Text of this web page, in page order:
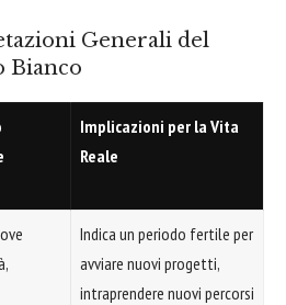
Generali del
Bianco
Implicazioni per la Vita
Reale
Indica un periodo fertile per
avviare nuovi progetti,
intraprendere nuovi percorsi